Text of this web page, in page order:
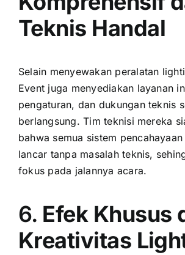
Teknis Handal
Selain menyewakan peralatan
Event juga menyediakan layanan
pengaturan, dan dukungan teknis
berlangsung. Tim teknisi mereka
bahwa semua sistem
lancar tanpa masalah teknis,
fokus pada jalannya acara.
6. Efek Khusus
Kreativitas